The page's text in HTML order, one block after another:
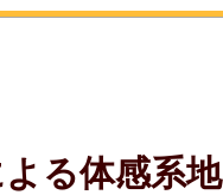
る体感系地